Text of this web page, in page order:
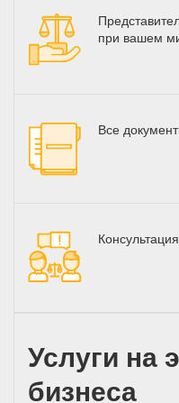
при вашем
Все
Услуги на
бизнеса